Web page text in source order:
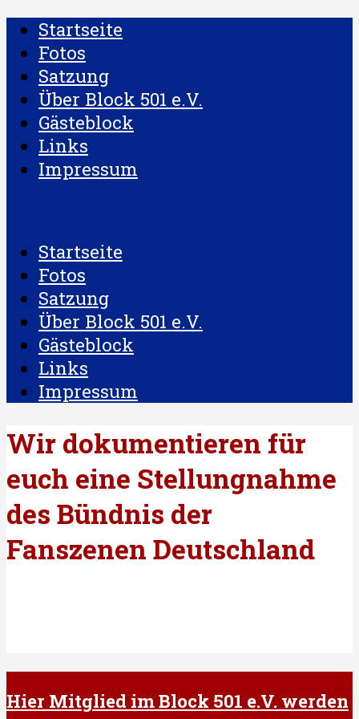
Startseite
Fotos
Satzung
Über Block 501 e.V.
Gästeblock
Links
Impressum
Startseite
Fotos
Satzung
Über Block 501 e.V.
Gästeblock
Links
Impressum
Wir dokumentieren für
euch eine Stellungnahme
des Bündnis der
Fanszenen Deutschland
Hier Mitglied im Block 501 e.V. werden